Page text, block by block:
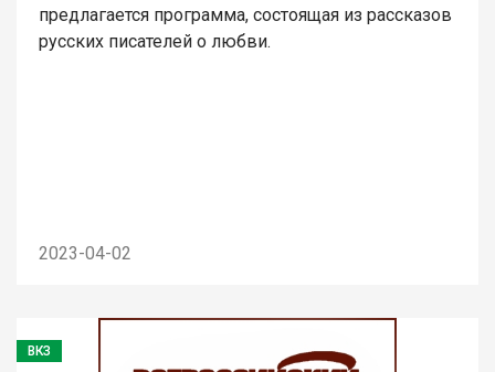
предлагается программа, состоящая из рассказов
русских писателей о любви.
2023-04-02
ВКЗ